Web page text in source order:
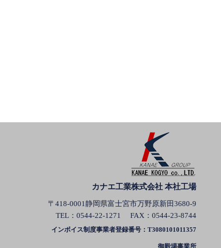
カナエ工業株式会社 本社工場
〒418-0001静岡県富士宮市万野原新田3680-9
TEL： 0544-22-1271 FAX：0544-23-8744
インボイス制度事業者登録番号：T3080101011357
御殿場事業所